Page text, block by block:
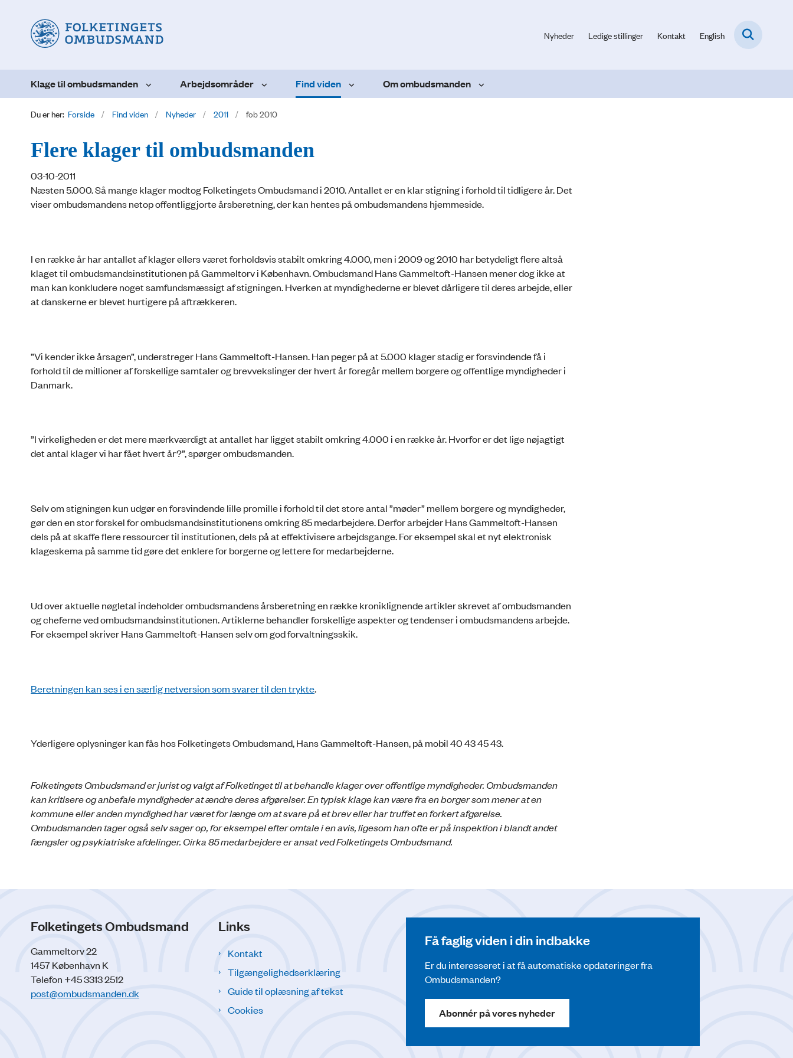
Nyheder Ledige stillinger Kontakt English
Klage til ombudsmanden Arbejdsområder Find viden Om ombudsmanden
Du er her: Forside Find viden Nyheder 2011 fob 2010
Flere klager til ombudsmanden
03-10-2011
Næsten 5.000. Så mange klager modtog Folketingets Ombudsmand i 2010. Antallet er en klar stigning i forhold til tidligere år. Det
viser ombudsmandens netop offentliggjorte årsberetning, der kan hentes på ombudsmandens hjemmeside.
I en række år har antallet af klager ellers været forholdsvis stabilt omkring 4.000, men i 2009 og 2010 har betydeligt flere altså
klaget til ombudsmandsinstitutionen på Gammeltorv i København. Ombudsmand Hans Gammeltoft-Hansen mener dog ikke at
man kan konkludere noget samfundsmæssigt af stigningen. Hverken at myndighederne er blevet dårligere til deres arbejde, eller
at danskerne er blevet hurtigere på aftrækkeren.
”Vi kender ikke årsagen”, understreger Hans Gammeltoft-Hansen. Han peger på at 5.000 klager stadig er forsvindende få i
forhold til de millioner af forskellige samtaler og brevvekslinger der hvert år foregår mellem borgere og offentlige myndigheder i
Danmark.
”I virkeligheden er det mere mærkværdigt at antallet har ligget stabilt omkring 4.000 i en række år. Hvorfor er det lige nøjagtigt
det antal klager vi har fået hvert år?”, spørger ombudsmanden.
Selv om stigningen kun udgør en forsvindende lille promille i forhold til det store antal ”møder” mellem borgere og myndigheder,
gør den en stor forskel for ombudsmandsinstitutionens omkring 85 medarbejdere. Derfor arbejder Hans Gammeltoft-Hansen
dels på at skaffe flere ressourcer til institutionen, dels på at effektivisere arbejdsgange. For eksempel skal et nyt elektronisk
klageskema på samme tid gøre det enklere for borgerne og lettere for medarbejderne.
Ud over aktuelle nøgletal indeholder ombudsmandens årsberetning en række kroniklignende artikler skrevet af ombudsmanden
og cheferne ved ombudsmandsinstitutionen. Artiklerne behandler forskellige aspekter og tendenser i ombudsmandens arbejde.
For eksempel skriver Hans Gammeltoft-Hansen selv om god forvaltningsskik.
Beretningen kan ses i en særlig netversion som svarer til den trykte.
Yderligere oplysninger kan fås hos Folketingets Ombudsmand, Hans Gammeltoft-Hansen, på mobil 40 43 45 43.
Folketingets Ombudsmand er jurist og valgt af Folketinget til at behandle klager over offentlige myndigheder. Ombudsmanden
kan kritisere og anbefale myndigheder at ændre deres afgørelser. En typisk klage kan være fra en borger som mener at en
kommune eller anden myndighed har været for længe om at svare på et brev eller har truffet en forkert afgørelse.
Ombudsmanden tager også selv sager op, for eksempel efter omtale i en avis, ligesom han ofte er på inspektion i blandt andet
fængsler og psykiatriske afdelinger. Cirka 85 medarbejdere er ansat ved Folketingets Ombudsmand.
Folketingets Ombudsmand
Gammeltorv 22
1457 København K
Telefon +45 3313 2512
post@ombudsmanden.dk
Links
Kontakt
Tilgængelighedserklæring
Guide til oplæsning af tekst
Cookies
Få faglig viden i din indbakke
Er du interesseret i at få automatiske opdateringer fra
Ombudsmanden?
Abonnér på vores nyheder